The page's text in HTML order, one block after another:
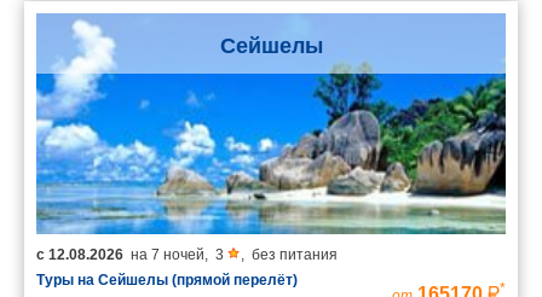
Сейшелы
с 12.08.2026 на 7 ночей 3
без питания
Туры на Сейшелы (прямой перелёт)
*